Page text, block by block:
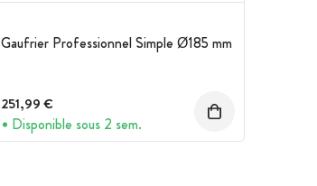
Gaufrier Professionnel Simple Ø185 mm
251,99 €
Disponible sous 2 sem.